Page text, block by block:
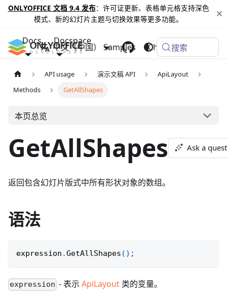
ONLYOFFICE 文档 9.4 发布：许可证更新、表格单元格支持深色
模式、新的幻灯片主题与切换效果等更多功能。
Docs Docspace
Samples Changelog
中文（中国） 搜索
API usage 演示文稿 API
ApiLayout
Methods
GetAllShapes
本页总览
GetAllShapes Ask a
返回包含幻灯片版式中所有形状对象的数组。
语法
expression .GetAllShapes ( ) ;
expression - 表示ApiLayout 类的变量。